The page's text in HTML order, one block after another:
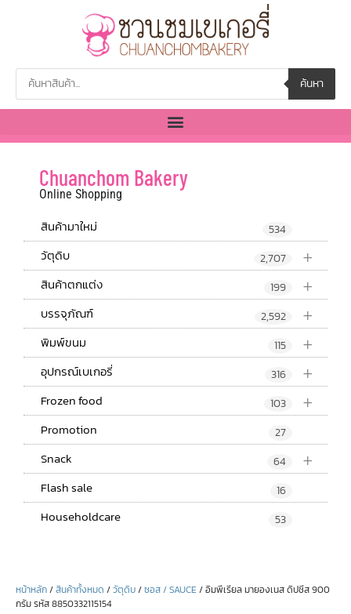
ค้นหา
Chuanchom Bakery
Online Shopping
สินค้ามาใหม่ 534
+
วัตุดิบ 2,707
+
สินค้าตกแต่ง 199
+
บรรจุภัณฑ์ 2,592
+
พิมพ์ขนม 115
+
อุปกรณ์เบเกอรี่ 316
+
Frozen food 103
Promotion 27
+
Snack 64
Flash sale 16
Householdcare 53
หน้าหลัก/สินค้าทั้งหมด /วัตุดิบ/ซอส / SAUCE / อิมพีเรียล มายองเนส ดิปชีส 900
กรัม รหัส 8850332115154